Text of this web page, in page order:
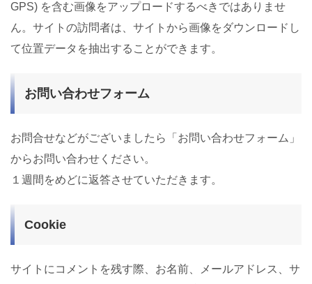
GPS) を含む画像をアップロードするべきではありませ
ん。サイトの訪問者は、サイトから画像をダウンロードし
て位置データを抽出することができます。
お問い合わせフォーム
お問合せなどがございましたら「お問い合わせフォーム」
からお問い合わせください。
１週間をめどに返答させていただきます。
Cookie
サイトにコメントを残す際、お名前、メールアドレス、サ